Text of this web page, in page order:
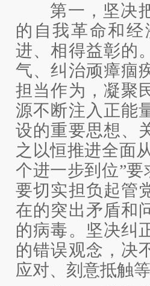
第一，坚决把
的自我革命和
进、相得益彰的
气、纠治顽瘴痼
担当作为，凝聚
源不断注入正能
设的重要思想、
之以恒推进全面
个进一步到位”
要切实担负起管
在的突出矛盾和
的病毒。坚决纠
的错误观念，决
应对、刻意抵触